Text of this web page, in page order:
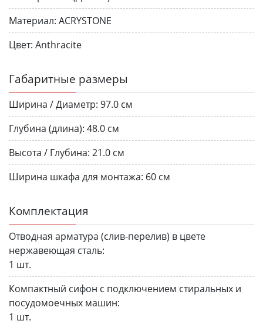
Материал: ACRYSTONE
Цвет: Anthracite
Габаритные размеры
Ширина / Диаметр: 97.0 см
Глубина (длина): 48.0 см
Высота / Глубина: 21.0 см
Ширина шкафа для монтажа: 60 см
Комплектация
Отводная арматура (слив-перелив) в цвете
нержавеющая сталь:
1 шт.
Компактный сифон с подключением стиральных и
посудомоечных машин:
1 шт.